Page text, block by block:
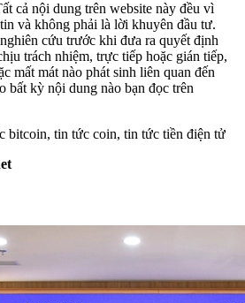
cả nội dung trên website này đều vì
và không phải là lời khuyên đầu tư.
cứu trước khi đưa ra quyết định
trách nhiệm, trực tiếp hoặc gián tiếp,
mất mát nào phát sinh liên quan đến
bất kỳ nội dung nào bạn đọc trên
tin tức coin, tin tức tiền điện tử